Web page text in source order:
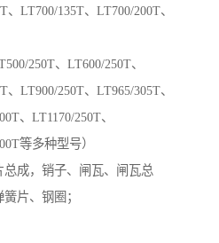
LT700/135T、LT700/200T、
250T、LT600/250T、
LT900/250T、LT965/305T、
、LT1170/250T、
等多种型号）
成，销子、闸瓦、闸瓦总
片、钢圈；